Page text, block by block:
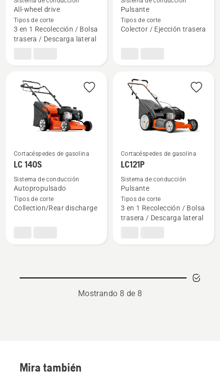
detalles
sobre
725AWDEX
All-wheel drive
Tipos de corte
3 en 1 Recolección / Bolsa
trasera / Descarga lateral
detalles
sobre
LC 140
Pulsante
Tipos de corte
Colector / Ejección trasera
Ver
más
detalles
sobre
LC 140S
Cortacéspedes de gasolina
LC 140S
Sistema de conducción
Autopropulsado
Tipos de corte
Collection/Rear discharge
Ver
más
detalles
sobre
LC121P
Cortacéspedes de gasolina
LC121P
Sistema de conducción
Pulsante
Tipos de corte
3 en 1 Recolección / Bolsa
trasera / Descarga lateral
Mostrando 8 de 8
Mira también